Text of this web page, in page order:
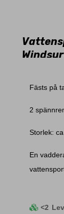
Fästs på
2
Storlek:
En
<2